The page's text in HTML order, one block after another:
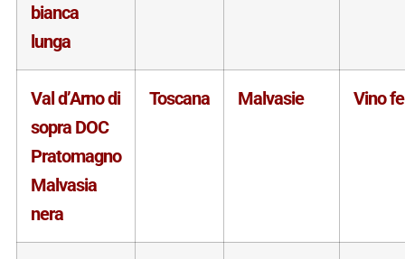
bianca
lunga
Val d’Arno di
sopra DOC
Pratomagno
Malvasia
nera
Toscana Malvasie Vino